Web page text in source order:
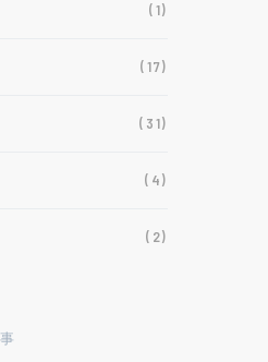
(1)
(17)
(31)
(4)
(2)